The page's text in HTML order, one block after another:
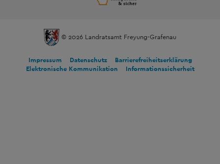
© 2026 Landratsamt Freyung-Grafenau
Impressum Datenschutz
Barrierefreiheitserklärung
Elektronische Kommunikation
Informationssicherheit